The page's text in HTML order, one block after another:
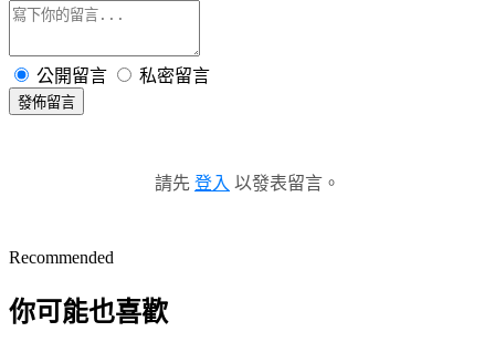
公開留言 私密留言
發佈留言
請先 登入 以發表留言。
Recommended
你可能也喜歡